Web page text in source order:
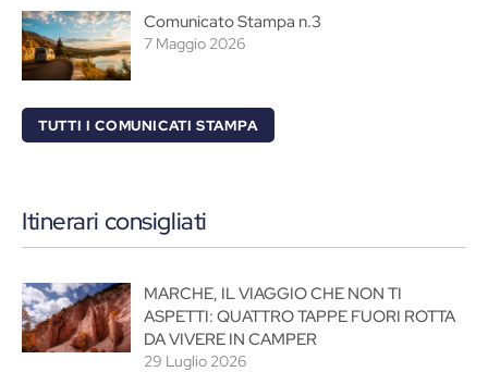
Comunicato Stampa n.3
7 Maggio 2026
TUTTI I COMUNICATI STAMPA
Itinerari consigliati
MARCHE, IL VIAGGIO CHE NON TI
ASPETTI: QUATTRO TAPPE FUORI ROTTA
DA VIVERE IN CAMPER
29 Luglio 2026